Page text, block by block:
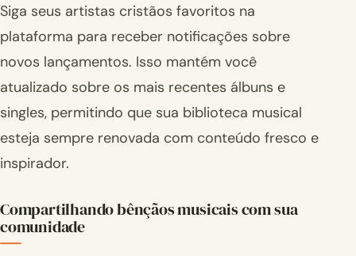
Siga seus artistas cristãos favoritos na
plataforma para receber notificações sobre
novos lançamentos. Isso mantém você
atualizado sobre os mais recentes álbuns e
singles, permitindo que sua biblioteca musical
esteja sempre renovada com conteúdo fresco e
inspirador.
Compartilhando bênçãos musicais com sua
comunidade